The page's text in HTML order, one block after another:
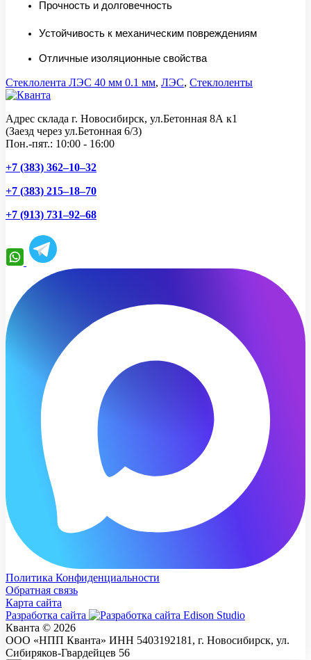
Прочность и долговечность
Устойчивость к механическим повреждениям
Отличные изоляционные свойства
Стеклолента ЛЭС 40 мм 0.1 мм, ЛЭС, Стеклоленты
Адрес склада г. Новосибирск, ул.Бетонная 8А к1
(Заезд через ул.Бетонная 6/3)
Пон.-пят.: 10:00 - 16:00
+7 (383) 362–10–32
+7 (383) 215–18–70
+7 (913) 731–92–68
Политика Конфиденциальности
Обратная связь
Карта сайта
Разработка сайта
Кванта © 2026
ООО «НПП Кванта» ИНН 5403192181, г. Новосибирск, ул.
Сибиряков-Гвардейцев 56